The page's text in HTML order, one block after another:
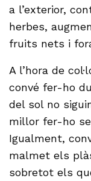
a l’exterior,
herbes,
fruits nets i
A l’hora de
convé fer-ho
del sol no
millor fer-ho
Igualment,
malmet els
sobretot els